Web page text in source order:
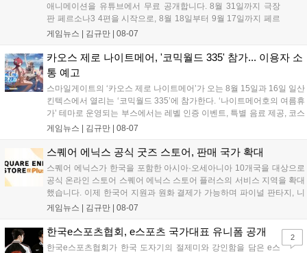
애니메이션을 유튜브에서 무료 공개합니다. 8월 31일까지 극장
판 페르소나3 4편을 시작으로, 8월 18일부터 9월 17일까지 페르
소나4 더 골든 12화, 9월 15일부터 10월 14일까지 페르소나5 시
시지를 모집하며, 선정된 내용은 기념 영상 및 대형 전광판에 소
개될 예정입니다....
게임뉴스 | 김규만 | 08-07
카오스 제로 나이트메어, '코믹월드 335' 참가... 이용자 소
통 예고
스마일게이트의 ‘카오스 제로 나이트메어’가 오는 8월 15일과 16일 일산
킨텍스에서 열리는 ‘코믹월드 335’에 참가한다. ‘나이트메어호의 여름휴
가’ 테마로 운영되는 부스에서는 레벨 인증 이벤트, 특별 음료 제공, 코스
프레 모델 포토존 등 다채로운 행사가 진행된다. 유명 코스어 7인이 캐릭
세한 정보는 공식 커뮤니티에서 확인 가능하다....
게임뉴스 | 김규만 | 08-07
스퀘어 에닉스 공식 굿즈 스토어, 판매 국가 확대
스퀘어 에닉스가 한국을 포함한 아시아·오세아니아 10개국을 대상으로
공식 온라인 스토어 스퀘어 에닉스 스토어 플러스의 서비스 지역을 확대
했습니다. 이제 한국어 지원과 원화 결제가 가능하며 파이널 판타지, 니
어 등 주요 게임의 피규어, 굿즈를 구매할 수 있습니다. 신상품이 순차적
용 가능합니다....
게임뉴스 | 김규만 | 08-07
한국e스포츠협회, e스포츠 국가대표 유니폼 공개
한국e스포츠협회가 한국 도자기의 절제미와 강인함을 담은 e스
2